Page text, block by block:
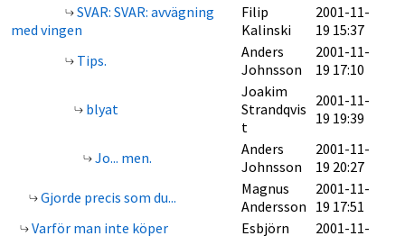
SVAR: SVAR: avvägning
med vingen
Filip
Kalinski
2001-11-
19 15:37
Tips.
Anders
Johnsson
2001-11-
19 17:10
blyat
Joakim
Strandqvis
t
2001-11-
19 19:39
Jo... men.
Anders
Johnsson
2001-11-
19 20:27
Gjorde precis som du...
Magnus
Andersson
2001-11-
19 17:51
Varför man inte köper
Esbjörn
2001-11-